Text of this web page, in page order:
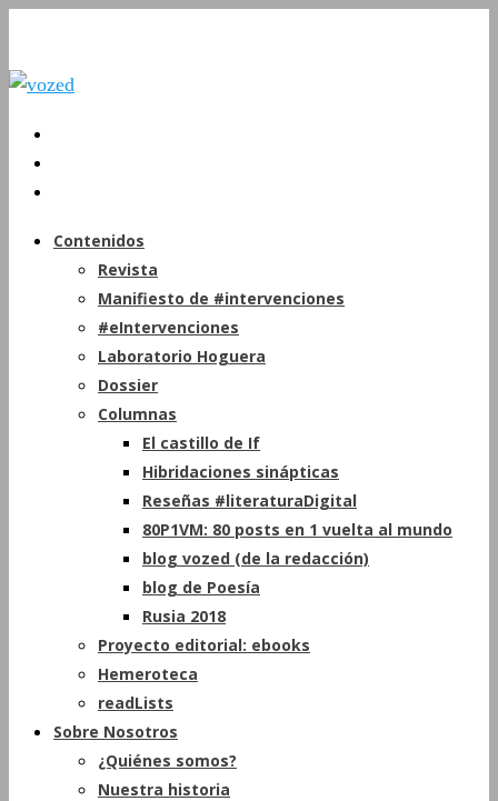
Contenidos
Revista
Manifiesto de #intervenciones
#eIntervenciones
Laboratorio Hoguera
Dossier
Columnas
El castillo de If
Hibridaciones sinápticas
Reseñas #literaturaDigital
80P1VM: 80 posts en 1 vuelta al mundo
blog vozed (de la redacción)
blog de Poesía
Rusia 2018
Proyecto editorial: ebooks
Hemeroteca
readLists
Sobre Nosotros
¿Quiénes somos?
Nuestra historia